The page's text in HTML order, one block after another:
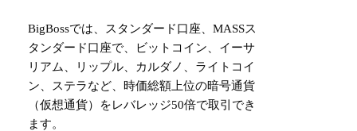
BigBossでは、スタンダード口座、MASSス
タンダード口座で、ビットコイン、イーサ
リアム、リップル、カルダノ、ライトコイ
ン、ステラなど、時価総額上位の暗号通貨
（仮想通貨）をレバレッジ50倍で取引でき
ます。